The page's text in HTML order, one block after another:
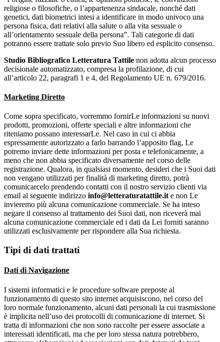
religiose o filosofiche, o l’appartenenza sindacale, nonché dati
genetici, dati biometrici intesi a identificare in modo univoco una
persona fisica, dati relativi alla salute o alla vita sessuale o
all’orientamento sessuale della persona”. Tali categorie di dati
potranno essere trattate solo previo Suo libero ed esplicito consenso.
Studio Bibliografico Letteratura Tattile non adotta alcun processo
decisionale automatizzato, compresa la profilazione, di cui
all’articolo 22, paragrafi 1 e 4, del Regolamento UE n. 679/2016.
Marketing Diretto
Come sopra specificato, vorremmo fornirLe informazioni su nuovi
prodotti, promozioni, offerte speciali e altre informazioni che
riteniamo possano interessarLe. Nel caso in cui ci abbia
espressamente autorizzato a farlo barrando l’apposito flag, Le
potremo inviare dette informazioni per posta e telefonicamente, a
meno che non abbia specificato diversamente nel corso delle
registrazione. Qualora, in qualsiasi momento, desideri che i Suoi dati
non vengano utilizzati per finalità di marketing diretto, potrà
comunicarcelo prendendo contatti con il nostro servizio clienti via
email al seguente indirizzo info@letteraturatattile.it e non Le
invieremo più alcuna comunicazione commerciale. Se ha inteso
negare il consenso al trattamento dei Suoi dati, non riceverà mai
alcuna comunicazione commerciale ed i dati da Lei forniti saranno
utilizzati esclusivamente per rispondere alla Sua richiesta.
Tipi di dati trattati
Dati di Navigazione
I sistemi informatici e le procedure software preposte al
funzionamento di questo sito internet acquisiscono, nel corso del
loro normale funzionamento, alcuni dati personali la cui trasmissione
è implicita nell’uso dei protocolli di comunicazione di internet. Si
tratta di informazioni che non sono raccolte per essere associate a
interessati identificati, ma che per loro stessa natura potrebbero,